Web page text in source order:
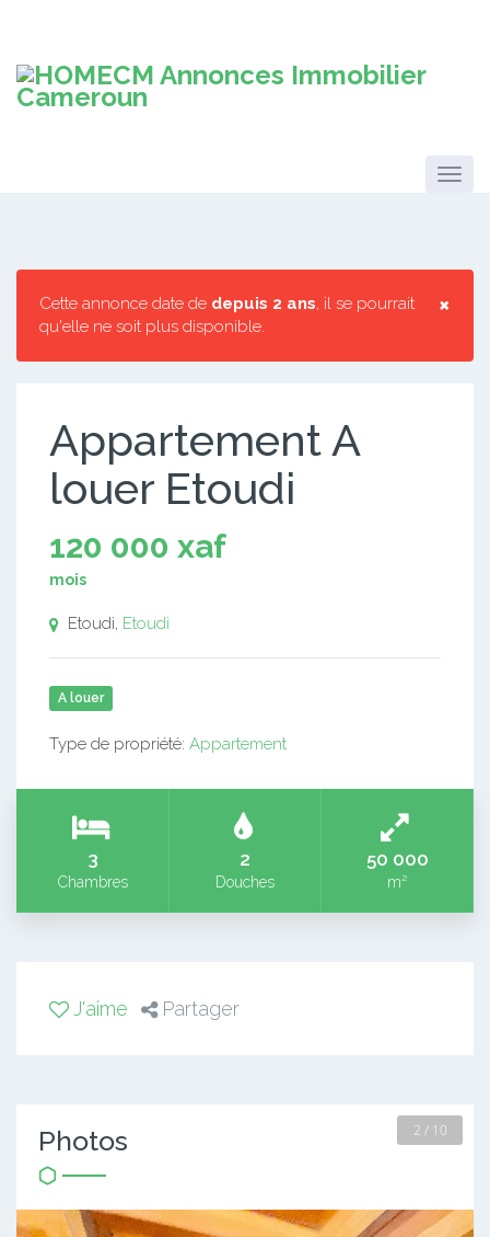
×
Cette annonce date de depuis 2 ans, il se pourrait
qu'elle ne soit plus disponible.
Appartement A
louer Etoudi
120 000 xaf
mois
Etoudi, Etoudi
A louer
Type de propriété: Appartement
3
Chambres
2
Douches
50 000
m²
J'aime Partager
Photos 2 / 10